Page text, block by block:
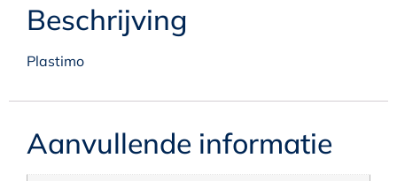
Beschrijving
Plastimo
Aanvullende informatie